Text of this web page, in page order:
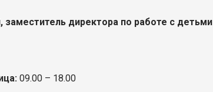
директора по работе с детьми
09.00 – 18.00